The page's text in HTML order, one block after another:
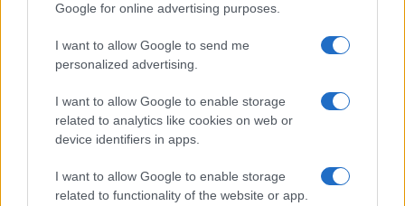
Google for online advertising purposes.
I want to allow Google to send me
personalized advertising.
I want to allow Google to enable storage
related to analytics like cookies on web or
device identifiers in apps.
I want to allow Google to enable storage
related to functionality of the website or app.
Mario Malu
Paolo Pinna
Martina Agostina Diturco